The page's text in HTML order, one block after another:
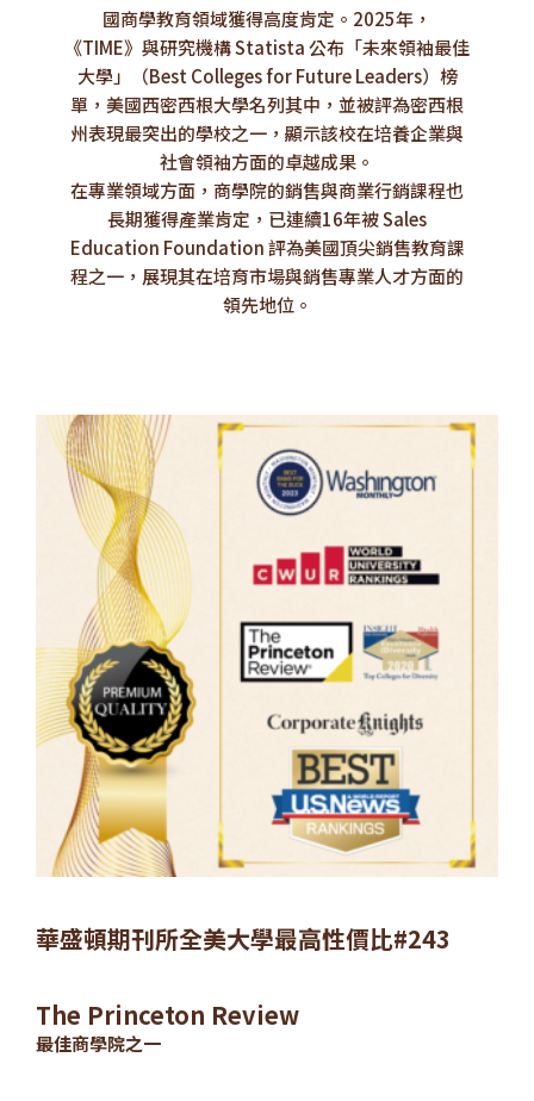
國商學教育領域獲得高度肯定。2025年，
《TIME》與研究機構 Statista 公布「未來領袖最佳
大學」（Best Colleges for Future Leaders）榜
單，美國西密西根大學名列其中，並被評為密西根
州表現最突出的學校之一，顯示該校在培養企業與
社會領袖方面的卓越成果。
在專業領域方面，商學院的銷售與商業行銷課程也
長期獲得產業肯定，已連續16年被 Sales
Education Foundation 評為美國頂尖銷售教育課
程之一，展現其在培育市場與銷售專業人才方面的
領先地位。
華盛頓期刊所全美大學最高性價比#243
The Princeton Review
最佳商學院之一